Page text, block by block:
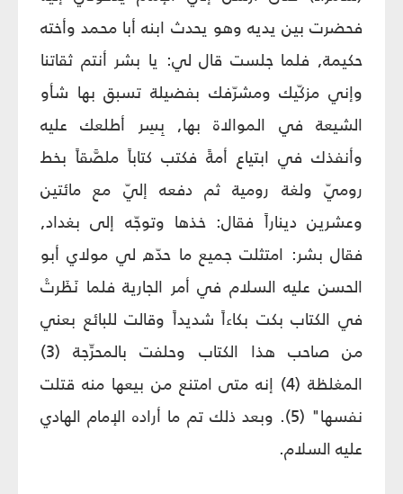
فحضرت بين يديه وهو يحدث ابنه أبا محمد وأخته
حكيمة, فلما جلست قال لي: يا بشر أنتم ثقاتنا
وإني مزكّيك ومشرّفك بفضيلة تسبق بها شأو
الشيعة في الموالاة بها, بِسِر أطلعك عليه
وأنفذك في ابتياع أمةً فكتب كتاباً ملصَّقاً بخط
روميّ ولغة رومية ثم دفعه إليّ مع مائتين
وعشرين ديناراً فقال: خذها وتوجّه إلى بغداد,
فقال بشر: امتثلت جميع ما حدّه لي مولاي أبو
الحسن عليه السلام في أمر الجارية فلما نَظَرتْ
في الكتاب بكت بكاءاً شديداً وقالت للبائع بعني
من صاحب هذا الكتاب وحلفت بالمحرِّجة (3)
المغلظة (4) إنه متى امتنع من بيعها منه قتلت
نفسها" (5). وبعد ذلك تم ما أراده الإمام الهادي
عليه السلام.